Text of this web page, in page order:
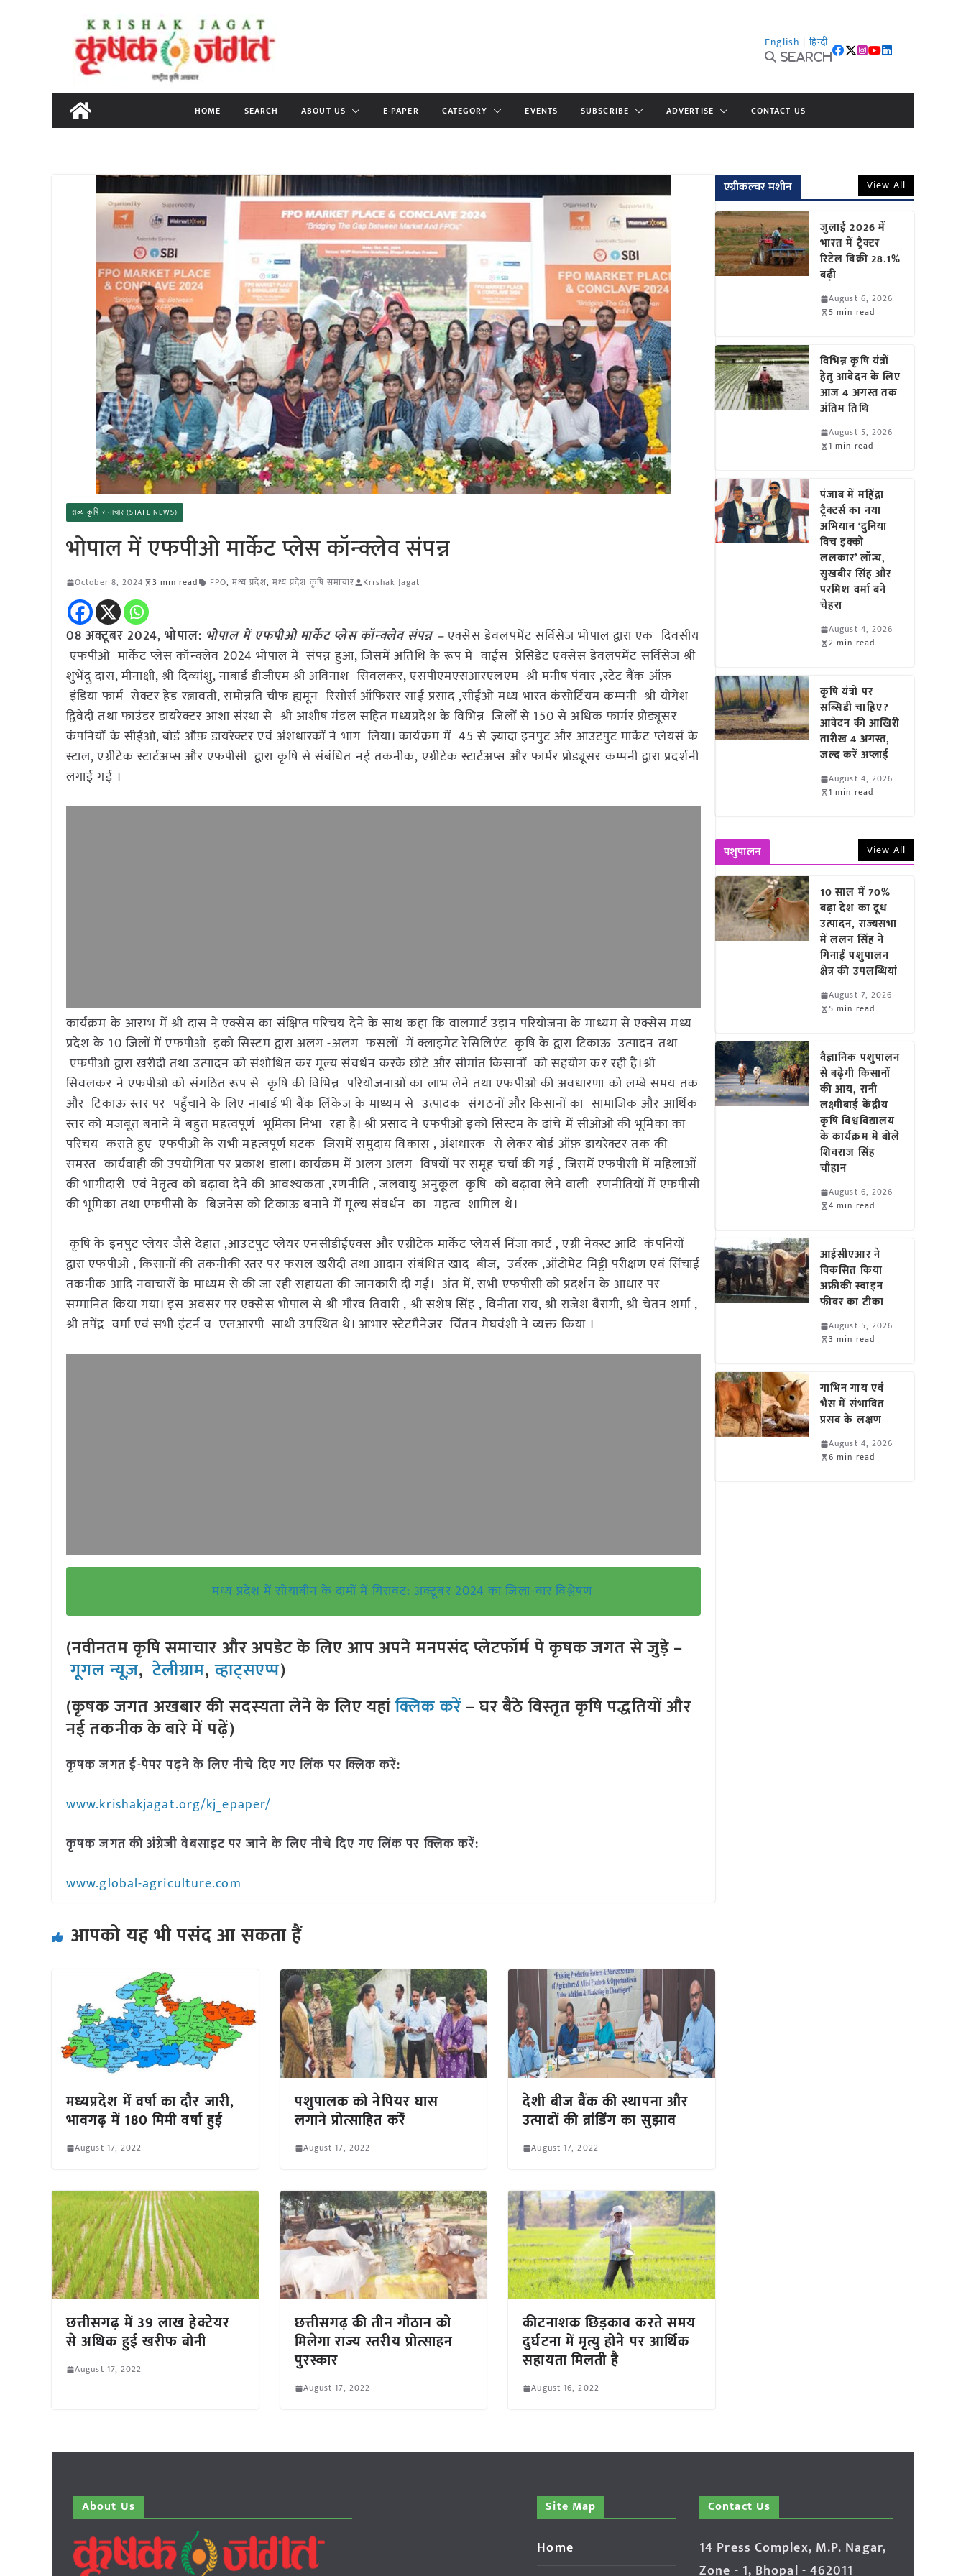
content
English | हिन्दी
Search
HOME SEARCH ABOUT US E-PAPER CATEGORY EVENTS SUBSCRIBE ADVERTISE CONTACT US
राज्य कृषि समाचार (STATE NEWS)
भोपाल में एफपीओ मार्केट प्लेस कॉन्क्लेव संपन्न
October 8, 2024 3 min read FPO,मध्य प्रदेश, मध्य प्रदेश कृषि समाचार Krishak Jagat
08 अक्टूबर 2024, भोपाल: भोपाल में एफपीओ मार्केट प्लेस कॉन्क्लेव संपन्न –एक्सेस डेवलपमेंट सर्विसेज भोपाल द्वारा एक दिवसीय
एफपीओ मार्केट प्लेस कॉन्क्लेव 2024 भोपाल में संपन्न हुआ, जिसमें अतिथि के रूप में वाईस प्रेसिडेंट एक्सेस डेवलपमेंट सर्विसेज श्री
शुभेंदु दास, मीनाक्षी, श्री दिव्यांशु, नाबार्ड डीजीएम श्री अविनाश सिवलकर, एसपीएमएसआरएलएम श्री मनीष पंवार ,स्टेट बैंक ऑफ़
इंडिया फार्म सेक्टर हेड रत्नावती, समोन्नति चीफ ह्यमून रिसोर्स ऑफिसर साईं प्रसाद ,सीईओ मध्य भारत कंसोर्टियम कम्पनी श्री योगेश
द्विवेदी तथा फाउंडर डायरेक्टर आशा संस्था से श्री आशीष मंडल सहित मध्यप्रदेश के विभिन्न जिलों से 150 से अधिक फार्मर प्रोड्यूसर
कंपनियों के सीईओ, बोर्ड ऑफ़ डायरेक्टर एवं अंशधारकों ने भाग लिया। कार्यक्रम में 45 से ज़्यादा इनपुट और आउटपुट मार्केट प्लेयर्स के
स्टाल, एग्रीटेक स्टार्टअप्स और एफपीसी द्वारा कृषि से संबंधित नई तकनीक, एग्रीटेक स्टार्टअप्स और फार्मर प्रोड्यूसर कम्पनी द्वारा प्रदर्शनी
लगाई गई ।
कार्यक्रम के आरम्भ में श्री दास ने एक्सेस का संक्षिप्त परिचय देने के साथ कहा कि वालमार्ट उड़ान परियोजना के माध्यम से एक्सेस मध्य
प्रदेश के 10 जिलों में एफपीओ इको सिस्टम द्वारा अलग -अलग फसलों में क्लाइमेट रेसिलिएंट कृषि के द्वारा टिकाऊ उत्पादन तथा
एफपीओ द्वारा खरीदी तथा उत्पादन को संशोधित कर मूल्य संवर्धन करके छोटे और सीमांत किसानों को सहयोग कर रही है।श्री
सिवलकर ने एफपीओ को संगठित रूप से कृषि की विभिन्न परियोजनाओं का लाभ लेने तथा एफपीओ की अवधारणा को लम्बे समय तक
और टिकाऊ स्तर पर पहुँचाने के लिए नाबार्ड भी बैंक लिंकेज के माध्यम से उत्पादक संगठनों और किसानों का सामाजिक और आर्थिक
स्तर को मजबूत बनाने में बहुत महत्वपूर्ण भूमिका निभा रहा है। श्री प्रसाद ने एफपीओ इको सिस्टम के ढांचे में सीओओ की भूमिका का
परिचय कराते हुए एफपीओ के सभी महत्वपूर्ण घटक जिसमें समुदाय विकास , अंशधारक से लेकर बोर्ड ऑफ़ डायरेक्टर तक की
समस्त कार्यवाही की उपयोगिता पर प्रकाश डाला। कार्यक्रम में अलग अलग विषयों पर समूह चर्चा की गई , जिसमें एफपीसी में महिलाओं
की भागीदारी एवं नेतृत्व को बढ़ावा देने की आवश्यकता ,रणनीति , जलवायु अनुकूल कृषि को बढ़ावा लेने वाली रणनीतियों में एफपीसी
की भूमिका तथा एफपीसी के बिजनेस को टिकाऊ बनाने में मूल्य संवर्धन का महत्व शामिल थे।
कृषि के इनपुट प्लेयर जैसे देहात ,आउटपुट प्लेयर एनसीडीईएक्स और एग्रीटेक मार्केट प्लेयर्स निंजा कार्ट , एग्री नेक्स्ट आदि कंपनियों
द्वारा एफपीओ , किसानों की तकनीकी स्तर पर फसल खरीदी तथा आदान संबंधित खाद बीज, उर्वरक ,ऑटोमेट मिट्टी परीक्षण एवं सिंचाई
तकनीक आदि नवाचारों के माध्यम से की जा रही सहायता की जानकारी दी गई। अंत में, सभी एफपीसी को प्रदर्शन के आधार पर
सम्मानित किया गया। इस अवसर पर एक्सेस भोपाल से श्री गौरव तिवारी , श्री सशेष सिंह , विनीता राय, श्री राजेश बैरागी, श्री चेतन शर्मा ,
श्री तपेंद्र वर्मा एवं सभी इंटर्न व एलआरपी साथी उपस्थित थे। आभार स्टेटमैनेजर चिंतन मेघवंशी ने व्यक्त किया ।
मध्य प्रदेश में सोयाबीन के दामों में गिरावट: अक्टूबर 2024 का जिला-वार विश्लेषण
(नवीनतम कृषि समाचार और अपडेट के लिए आप अपने मनपसंद प्लेटफॉर्म पे कृषक जगत से जुड़े –
गूगल न्यूज़,टेलीग्राम,व्हाट्सएप्प)
(कृषक जगत अखबार की सदस्यता लेने के लिए यहांक्लिक करें– घर बैठे विस्तृत कृषि पद्धतियों और
नई तकनीक के बारे में पढ़ें)
कृषक जगत ई-पेपर पढ़ने के लिए नीचे दिए गए लिंक पर क्लिक करें:
www.krishakjagat.org/kj_epaper/
कृषक जगत की अंग्रेजी वेबसाइट पर जाने के लिए नीचे दिए गए लिंक पर क्लिक करें:
www.global-agriculture.com
आपको यह भी पसंद आ सकता हैं
मध्यप्रदेश में वर्षा का दौर जारी,
भावगढ़ में 180 मिमी वर्षा हुई
August 17, 2022
पशुपालक को नेपियर घास
लगाने प्रोत्साहित करेंं
August 17, 2022
देशी बीज बैंक की स्थापना और
उत्पादों की ब्रांडिंग का सुझाव
August 17, 2022
छत्तीसगढ़ में 39 लाख हेक्टेयर
से अधिक हुई खरीफ बोनी
August 17, 2022
छत्तीसगढ़ की तीन गौठान को
मिलेगा राज्य स्तरीय प्रोत्साहन
पुरस्कार
August 17, 2022
कीटनाशक छिड़काव करते समय
दुर्घटना में मृत्यु होने पर आर्थिक
सहायता मिलती है
August 16, 2022
एग्रीकल्चर मशीन View All
जुलाई 2026 में
भारत में ट्रैक्टर
रिटेल बिक्री 28.1%
बढ़ी
August 6, 2026
5 min read
विभिन्न कृषि यंत्रों
हेतु आवेदन के लिए
आज 4 अगस्त तक
अंतिम तिथि
August 5, 2026
1 min read
पंजाब में महिंद्रा
ट्रैक्टर्स का नया
अभियान ‘दुनिया
विच इक्को
ललकार’ लॉन्च,
सुखबीर सिंह और
परमिश वर्मा बने
चेहरा
August 4, 2026
2 min read
कृषि यंत्रों पर
सब्सिडी चाहिए?
आवेदन की आखिरी
तारीख 4 अगस्त,
जल्द करें अप्लाई
August 4, 2026
1 min read
पशुपालन View All
10 साल में 70%
बढ़ा देश का दूध
उत्पादन, राज्यसभा
में ललन सिंह ने
गिनाईं पशुपालन
क्षेत्र की उपलब्धियां
August 7, 2026
5 min read
वैज्ञानिक पशुपालन
से बढ़ेगी किसानों
की आय, रानी
लक्ष्मीबाई केंद्रीय
कृषि विश्वविद्यालय
के कार्यक्रम में बोले
शिवराज सिंह
चौहान
August 6, 2026
4 min read
आईसीएआर ने
विकसित किया
अफ्रीकी स्वाइन
फीवर का टीका
August 5, 2026
3 min read
गाभिन गाय एवं
भैंस में संभावित
प्रसव के लक्षण
August 4, 2026
6 min read
About Us Site Map
Home
Contact Us
14 Press Complex, M.P. Nagar,
Zone - 1, Bhopal - 462011